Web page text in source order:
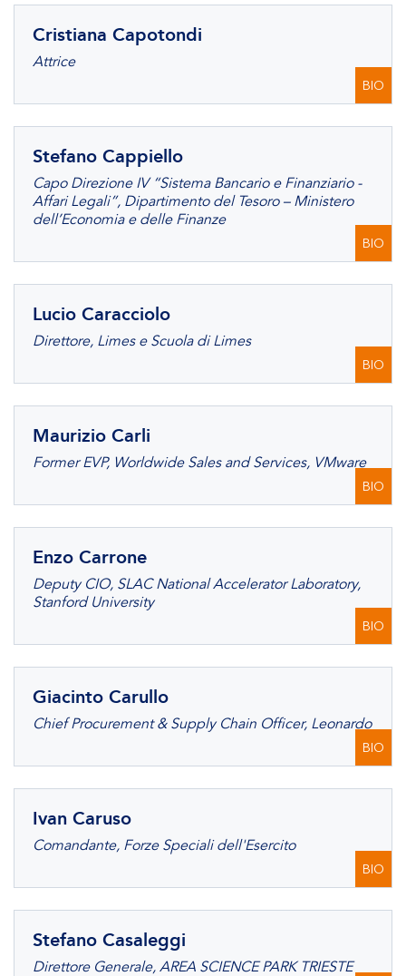
Cristiana Capotondi
Attrice
BIO
Stefano Cappiello
Capo Direzione IV “Sistema Bancario e Finanziario -
Affari Legali”, Dipartimento del Tesoro – Ministero
dell’Economia e delle Finanze
BIO
Lucio Caracciolo
Direttore, Limes e Scuola di Limes
BIO
Maurizio Carli
Former EVP, Worldwide Sales and Services, VMware
BIO
Enzo Carrone
Deputy CIO, SLAC National Accelerator Laboratory,
Stanford University
BIO
Giacinto Carullo
Chief Procurement & Supply Chain Officer, Leonardo
BIO
Ivan Caruso
Comandante, Forze Speciali dell'Esercito
BIO
Stefano Casaleggi
Direttore Generale, AREA SCIENCE PARK TRIESTE